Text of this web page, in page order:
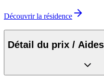
Découvrir la résidence
Détail du prix /